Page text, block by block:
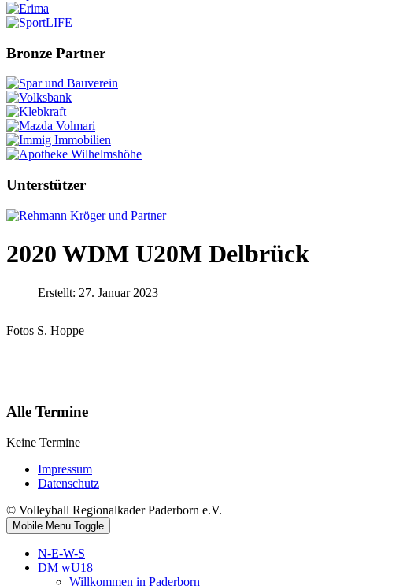
Bronze Partner
Unterstützer
2020 WDM U20M Delbrück
Erstellt: 27. Januar 2023
Fotos S. Hoppe
Alle Termine
Keine Termine
Impressum
Datenschutz
© Volleyball Regionalkader Paderborn e.V.
Mobile Menu Toggle
N-E-W-S
DM wU18
Willkommen in Paderborn